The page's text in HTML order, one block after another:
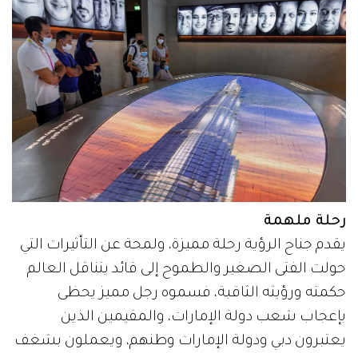
رحلة ملهمة
يقدم جناح الرؤية رحلة مميزة، ولمحة عن التأثيرات التي
حولت الفتى الصغير والطموح إلى قائد يتناقل العالم
حكمته ورؤيته الثاقبة، فسموه رجل مميز يحظى
بإعجاب شعب دولة الإمارات، والمقيمين الذين
يعتبرون دبي ودولة الإمارات وطنهم، ويعملون بشغف